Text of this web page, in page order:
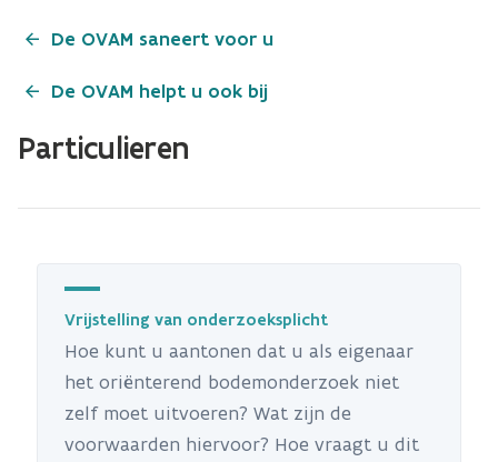
De OVAM saneert voor u
De OVAM helpt u ook bij
Particulieren
Vrijstelling van onderzoeksplicht
Hoe kunt u aantonen dat u als eigenaar
het oriënterend bodemonderzoek niet
zelf moet uitvoeren? Wat zijn de
voorwaarden hiervoor? Hoe vraagt u dit